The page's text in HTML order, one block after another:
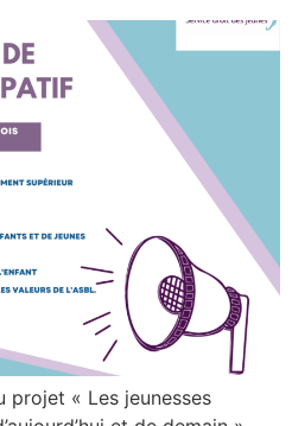
projet « Les jeunesses